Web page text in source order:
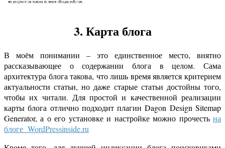
3. Карта блога
В моём понимании – это единственное место, внятно
рассказывающее о содержании блога в целом. Сама
архитектура блога такова, что лишь время является критерием
актуальности статьи, но даже старые статьи достойны того,
чтобы их читали. Для простой и качественной реализации
карты блога отлично подходит плагин Dagon Design Sitemap
Generator, а о его установке и настройке можно прочесть на
блоге WordPressinside.ru